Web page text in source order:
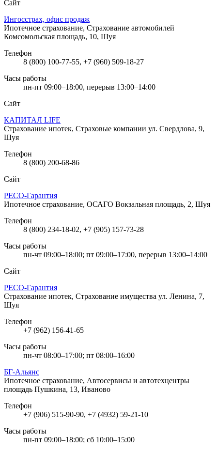
Сайт
Ингосстрах, офис продаж
Ипотечное страхование, Страхование автомобилей
Комсомольская площадь, 10, Шуя
Телефон
8 (800) 100-77-55, +7 (960) 509-18-27
Часы работы
пн-пт 09:00–18:00, перерыв 13:00–14:00
Сайт
КАПИТАЛ LIFE
Страхование ипотек, Страховые компании ул. Свердлова, 9,
Шуя
Телефон
8 (800) 200-68-86
Сайт
РЕСО-Гарантия
Ипотечное страхование, ОСАГО Вокзальная площадь, 2, Шуя
Телефон
8 (800) 234-18-02, +7 (905) 157-73-28
Часы работы
пн-чт 09:00–18:00; пт 09:00–17:00, перерыв 13:00–14:00
Сайт
РЕСО-Гарантия
Страхование ипотек, Страхование имущества ул. Ленина, 7,
Шуя
Телефон
+7 (962) 156-41-65
Часы работы
пн-чт 08:00–17:00; пт 08:00–16:00
БГ-Альянс
Ипотечное страхование, Автосервисы и автотехцентры
площадь Пушкина, 13, Иваново
Телефон
+7 (906) 515-90-90, +7 (4932) 59-21-10
Часы работы
пн-пт 09:00–18:00; сб 10:00–15:00